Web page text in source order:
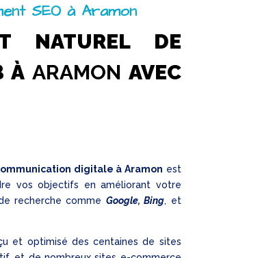
SEO à Aramon
NATUREL DE
À ARAMON AVEC
digitale à Aramon est
vos objectifs en améliorant votre
recherche comme Google, Bing, et
et optimisé des centaines de sites